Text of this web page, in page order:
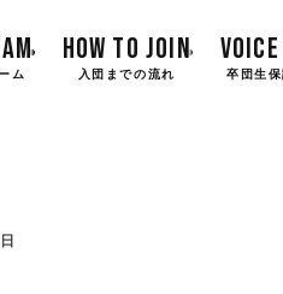
ム
HOW TO JOIN
入団までの流れ 卒団生